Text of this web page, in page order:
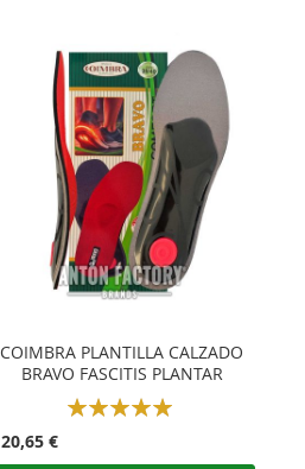
COIMBRA PLANTILLA CALZADO
BRAVO FASCITIS PLANTAR
Rating:
20,65 €